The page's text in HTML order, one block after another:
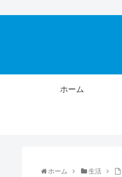
ホーム
ホーム 生活